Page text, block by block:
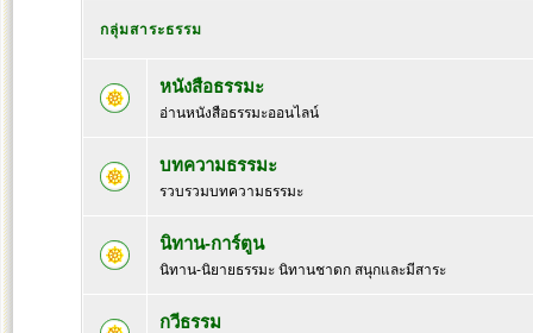
กลุ่มสาระธรรม
หนังสือธรรมะ
อ่านหนังสือธรรมะออนไลน์
บทความธรรมะ
รวบรวมบทความธรรมะ
นิทาน-การ์ตูน
นิทาน-นิยายธรรมะ นิทานชาดก สนุกและมีสาระ
กวีธรรม